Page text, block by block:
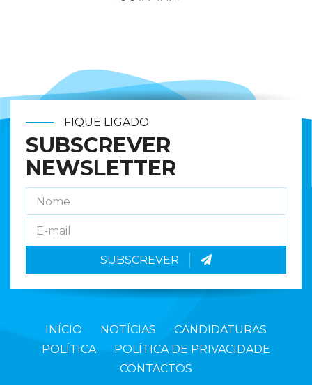
FIQUE LIGADO
SUBSCREVER
NEWSLETTER
SUBSCREVER
INÍCIO NOTÍCIAS
CANDIDATURAS
POLÍTICA
POLÍTICA DE PRIVACIDADE
CONTACTOS